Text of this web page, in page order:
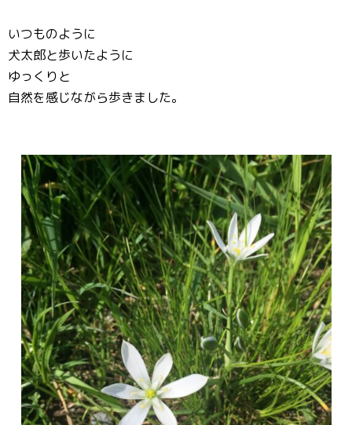
いつものように
犬太郎と歩いたように
ゆっくりと
自然を感じながら歩きました。